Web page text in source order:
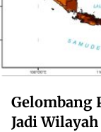
Gelombang
Jadi